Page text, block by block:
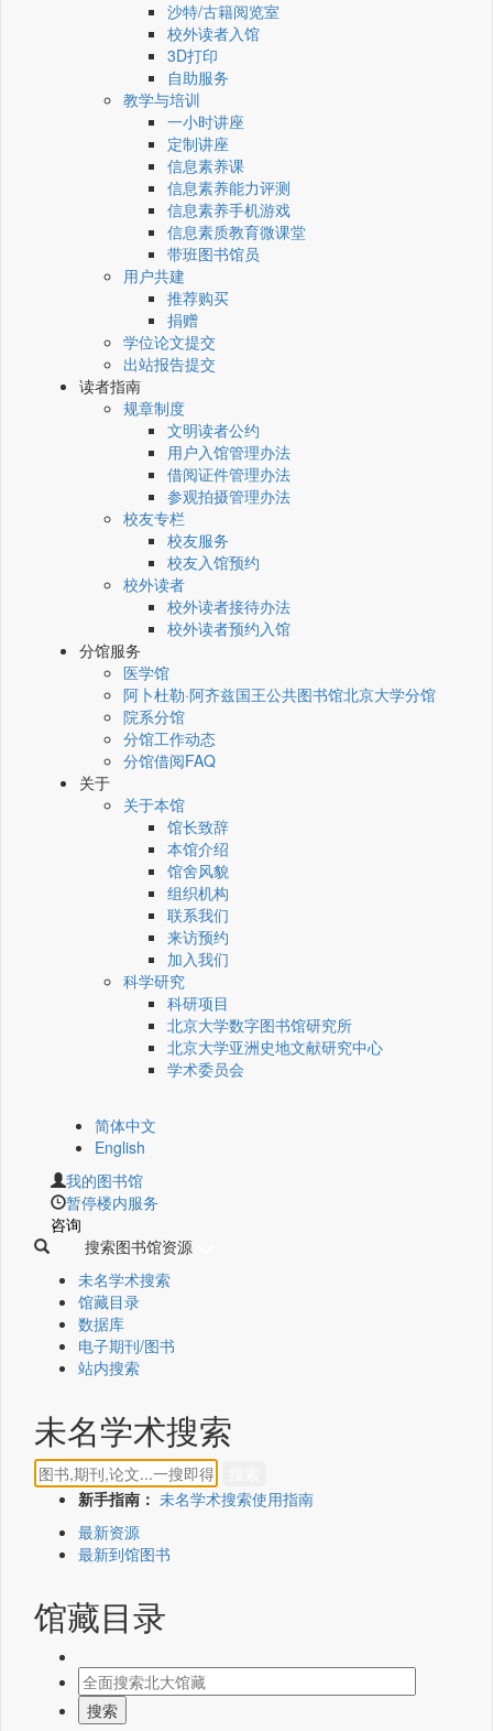
沙特/古籍阅览室
校外读者入馆
3D打印
自助服务
教学与培训
一小时讲座
定制讲座
信息素养课
信息素养能力评测
信息素养手机游戏
信息素质教育微课堂
带班图书馆员
用户共建
推荐购买
捐赠
学位论文提交
出站报告提交
读者指南
规章制度
文明读者公约
用户入馆管理办法
借阅证件管理办法
参观拍摄管理办法
校友专栏
校友服务
校友入馆预约
校外读者
校外读者接待办法
校外读者预约入馆
分馆服务
医学馆
阿卜杜勒·阿齐兹国王公共图书馆北京大学分馆
院系分馆
分馆工作动态
分馆借阅FAQ
关于
关于本馆
馆长致辞
本馆介绍
馆舍风貌
组织机构
联系我们
来访预约
加入我们
科学研究
科研项目
北京大学数字图书馆研究所
北京大学亚洲史地文献研究中心
学术委员会
简体中文
English
我的图书馆
暂停楼内服务
咨询
搜索图书馆资源
未名学术搜索
馆藏目录
数据库
电子期刊/图书
站内搜索
未名学术搜索
新手指南： 未名学术搜索使用指南
最新资源
最新到馆图书
馆藏目录